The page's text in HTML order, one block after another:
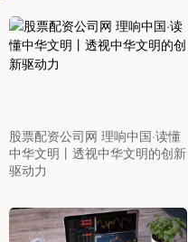
股票配资公司网 理响中国·读懂
中华文明丨透视中华文明的创新
驱动力